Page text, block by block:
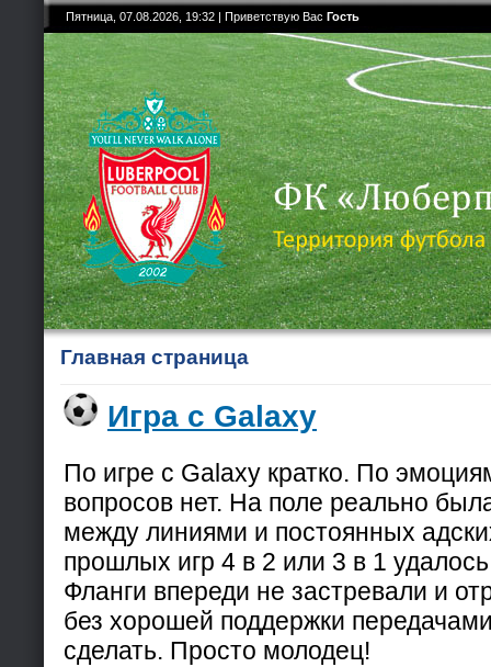
Пятница, 07.08.2026, 19:32 | Приветствую Вас Гость
Главная страница
Игра с Galaxy
По игре с Galaxy кратко. По
вопросов нет. На поле реально
между линиями и постоянных
прошлых игр 4 в 2 или 3 в 1
Фланги впереди не застревали и
без хорошей поддержки
сделать. Просто молодец!